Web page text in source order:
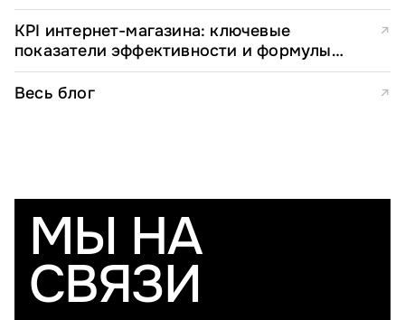
KPI интернет-магазина: ключевые
показатели эффективности и формулы
расчета
↗
Весь блог ↗
МЫ НА
СВЯЗИ